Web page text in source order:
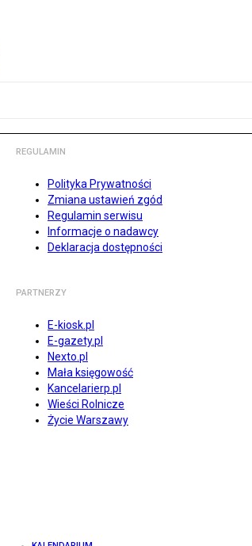
REGULAMIN
Polityka Prywatności
Zmiana ustawień zgód
Regulamin serwisu
Informacje o nadawcy
Deklaracja dostępności
PARTNERZY
E-kiosk.pl
E-gazety.pl
Nexto.pl
Mała księgowość
Kancelarierp.pl
Wieści Rolnicze
Życie Warszawy